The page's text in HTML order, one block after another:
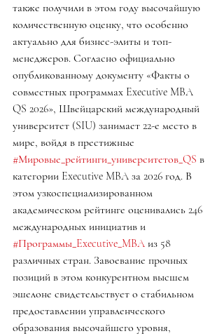
также получили в этом году высочайшую
количественную оценку, что особенно
актуально для бизнес-элиты и топ-
менеджеров. Согласно официально
опубликованному документу «Факты о
совместных программах Executive MBA
QS 2026», Швейцарский международный
университет (SIU) занимает 22-е место в
мире, войдя в престижные
#Мировые_рейтинги_университетов_QS в
категории Executive MBA за 2026 год. В
этом узкоспециализированном
академическом рейтинге оценивались 246
международных инициатив и
#Программы_Executive_MBA из 58
различных стран. Завоевание прочных
позиций в этом конкурентном высшем
эшелоне свидетельствует о стабильном
предоставлении управленческого
образования высочайшего уровня,